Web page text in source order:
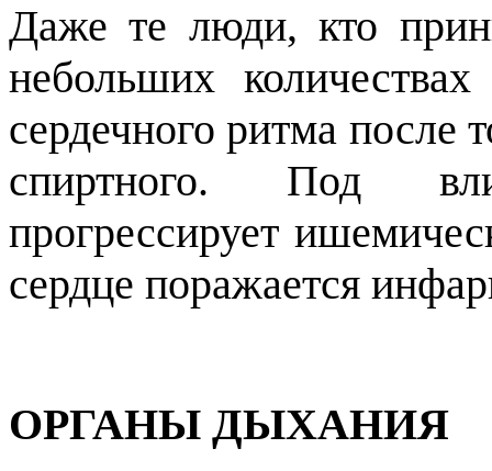
Даже те люди, кто
небольших
сердечного ритма после
спиртного. Под
прогрессирует
сердце поражается
ОРГАНЫ ДЫХАНИЯ